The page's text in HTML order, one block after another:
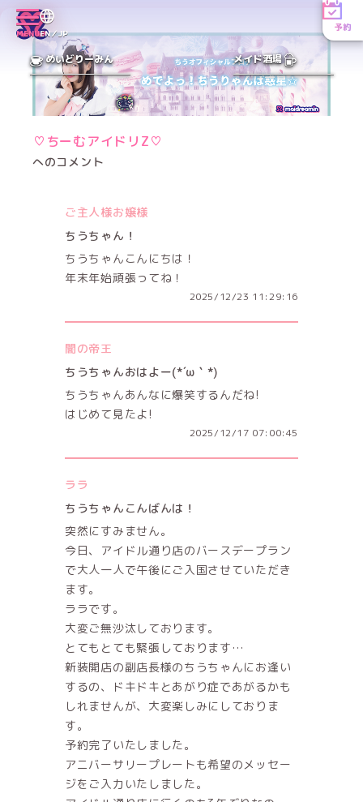
MENUEN／JP
予約
めいどりーみん メイド酒場
♡ちーむアイドリZ♡
へのコメント
ご主人様お嬢様
ちうちゃん！
ちうちゃんこんにちは！
年末年始頑張ってね！
2025/12/23 11:29:16
闇の帝王
ちうちゃんおはよー(*´ω｀*)
ちうちゃんあんなに爆笑するんだね!
はじめて見たよ!
2025/12/17 07:00:45
ララ
ちうちゃんこんばんは！
突然にすみません。
今日、アイドル通り店のバースデープラン
で大人一人で午後にご入国させていただき
ます。
ララです。
大変ご無沙汰しております。
とてもとても緊張しております…
新装開店の副店長様のちうちゃんにお逢い
するの、ドキドキとあがり症であがるかも
しれませんが、大変楽しみにしておりま
す。
予約完了いたしました。
アニバーサリープレートも希望のメッセー
ジをご入力いたしました。